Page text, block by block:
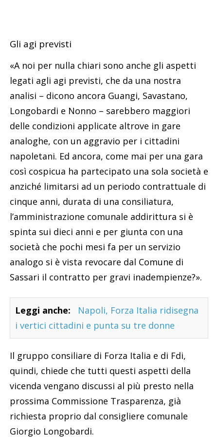
Gli agi previsti
«A noi per nulla chiari sono anche gli aspetti
legati agli agi previsti, che da una nostra
analisi – dicono ancora Guangi, Savastano,
Longobardi e Nonno – sarebbero maggiori
delle condizioni applicate altrove in gare
analoghe, con un aggravio per i cittadini
napoletani. Ed ancora, come mai per una gara
così cospicua ha partecipato una sola società e
anziché limitarsi ad un periodo contrattuale di
cinque anni, durata di una consiliatura,
l’amministrazione comunale addirittura si è
spinta sui dieci anni e per giunta con una
società che pochi mesi fa per un servizio
analogo si è vista revocare dal Comune di
Sassari il contratto per gravi inadempienze?».
Leggi anche:
Napoli, Forza Italia ridisegna
i vertici cittadini e punta su tre donne
Il gruppo consiliare di Forza Italia e di Fdi,
quindi, chiede che tutti questi aspetti della
vicenda vengano discussi al più presto nella
prossima Commissione Trasparenza, già
richiesta proprio dal consigliere comunale
Giorgio Longobardi.